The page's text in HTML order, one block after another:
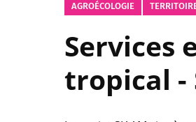
AGROÉCOLOGIE
Services
tropical -